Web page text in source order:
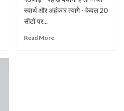
स्वार्थ और अहंकार त्यागेे - केवल 20
सीटों पर...
Read More